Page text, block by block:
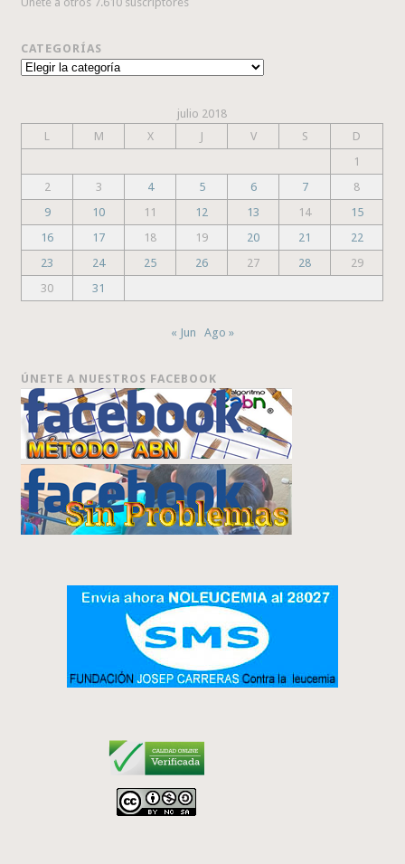
CATEGORÍAS
Categorías
julio 2018
L
M X J V S
D
1
2
3 4 5 6 7
8
9
10 11 12 13 14
15
16
17 18 19 20 21
22
23
24 25 26 27 28
29
30
31
« Jun Ago »
ÚNETE A NUESTROS FACEBOOK